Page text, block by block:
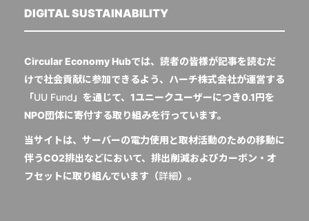
DIGITAL SUSTAINABILITY
Circular Economy Hubでは、読者の皆様が記事を読むだ
けで社会貢献に参加できるよう、ハーチ株式会社が運営する
「UU Fund 」を通じて、1ユニークユーザーにつき0.1円を
NPO団体に寄付する取り組みを行っています。
当サイトは、サーバーの電力使用と取材活動のための移動に
伴うCO2排出などにおいて、排出削減およびカーボン・オ
フセットに取り組んでいます（詳細）。